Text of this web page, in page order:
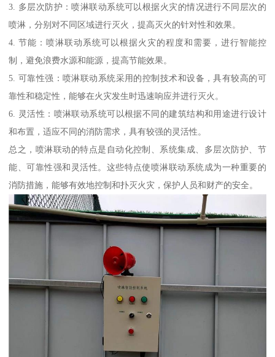
3. 多层次防护：喷淋联动系统可以根据火灾的情况进行不同层次的
喷淋，分别对不同区域进行灭火，提高灭火的针对性和效果。
4. 节能：喷淋联动系统可以根据火灾的程度和需要，进行智能控
制，避免浪费水源和能源，提高节能效果。
5. 可靠性强：喷淋联动系统采用的控制技术和设备，具有较高的可
靠性和稳定性，能够在火灾发生时迅速响应并进行灭火。
6. 灵活性：喷淋联动系统可以根据不同的建筑结构和用途进行设计
和布置，适应不同的消防需求，具有较强的灵活性。
总之，喷淋联动的特点是自动化控制、系统集成、多层次防护、节
能、可靠性强和灵活性。这些特点使喷淋联动系统成为一种重要的
消防措施，能够有效地控制和扑灭火灾，保护人员和财产的安全。